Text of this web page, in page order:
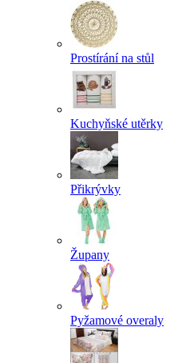
Prostírání na stůl
Kuchyňské utěrky
Přikrývky
Župany
Pyžamové overaly